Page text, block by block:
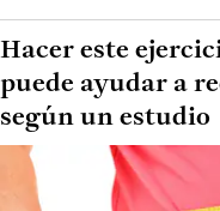
Hacer este
puede ayudar a
según un estudio